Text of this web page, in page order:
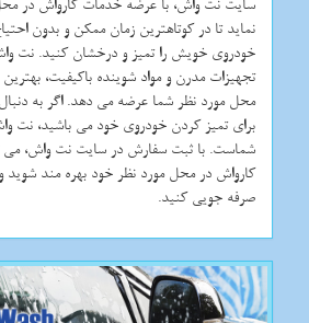
نماید تا در کوتاهترین زمان ممکن و بدون
خودروی خویش را تمیز و درخشان کنید. نت
تجهیزات مدرن و مواد شوینده باکیفیت،
محل مورد نظر شما عرضه می دهد. اگر به
برای تمیز کردن خودروی خود می باشید، نت
شماست. با ثبت سفارش در سایت نت واش، می
کارواش در محل مورد نظر خود بهره مند شوید
صرفه جویی کنید.